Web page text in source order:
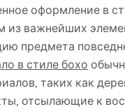
оформление в
из важнейших
предмета
в стиле бохо
таких как
отсылающие к